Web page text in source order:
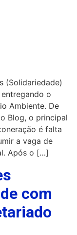
(Solidariedade)
o
Ambiente. De
Blog, o principal
é falta
a vaga de
Após o […]
com